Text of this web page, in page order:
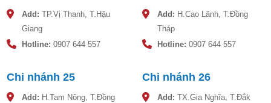
Add: TP.Vị Thanh, T.Hậu
Giang
Hotline: 0907 644 557
Add: H.Cao Lãnh, T.Đồng
Tháp
Hotline: 0907 644 557
Chi nhánh 25
Add: H.Tam Nông, T.Đồng
Chi nhánh 26
Add: TX.Gia Nghĩa, T.Đắk